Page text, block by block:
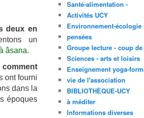
deux en
un
âsana.
comment
ont fourni
dans la
époques
Santé-alimentation -
Activités UCY
Environnement-écologie
pensées
Groupe lecture - coup
Sciences - arts et loisirs
Enseignement yoga-
vie de l'association
BIBLIOTHÈQUE-UCY
à méditer
Informations diverses